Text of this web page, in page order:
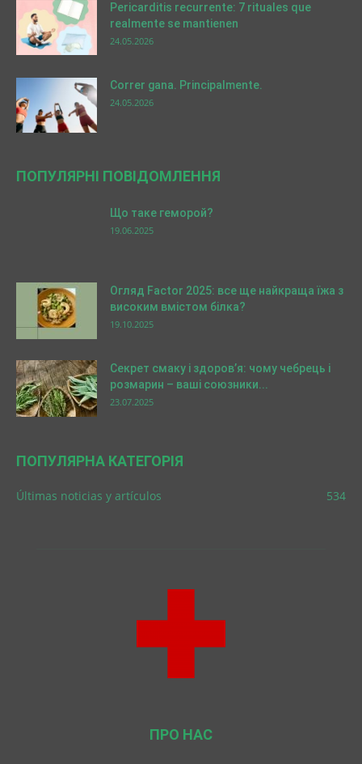
Pericarditis recurrente: 7 rituales que
realmente se mantienen
24.05.2026
Correr gana. Principalmente.
24.05.2026
ПОПУЛЯРНІ ПОВІДОМЛЕННЯ
Що таке геморой?
19.06.2025
Огляд Factor 2025: все ще найкраща їжа з
високим вмістом білка?
19.10.2025
Секрет смаку і здоров’я: чому чебрець і
розмарин – ваші союзники...
23.07.2025
ПОПУЛЯРНА КАТЕГОРІЯ
Últimas noticias y artículos 534
ПРО НАС